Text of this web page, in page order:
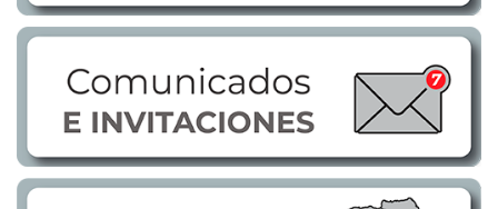
2021
2016
2015
2014